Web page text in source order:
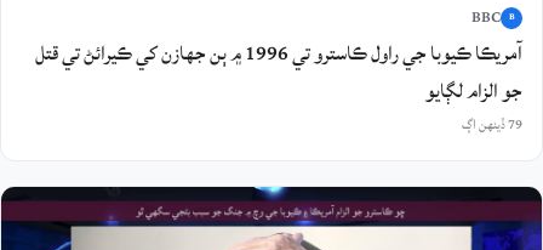
B
BBC
آمريڪا ڪيوبا جي راول ڪاسترو تي 1996 ۾ ٻن جهازن کي ڪيرائڻ تي قتل
جو الزام لڳايو
79 ڏينهن اڳ